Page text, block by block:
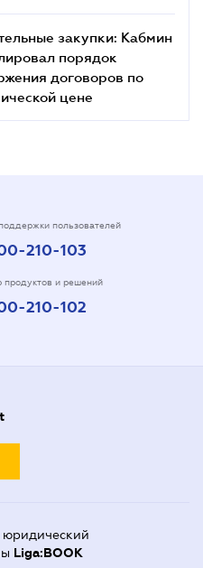
закупки: Кабмин
порядок
договоров по
цене
пользователей
210-103
продуктов и решений
210-102
Liga:BOOK